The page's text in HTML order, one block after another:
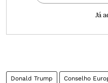
Já
Donald Trump Conselho